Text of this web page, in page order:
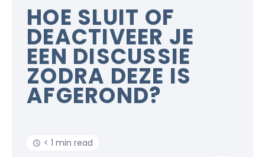
HOE SLUIT OF
DEACTIVEER JE
EEN DISCUSSIE
ZODRA DEZE IS
AFGEROND?
< 1 min read